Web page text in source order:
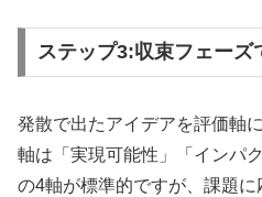
ステップ3:収束フェーズ
発散で出たアイデアを評価軸
軸は「実現可能性」「インパ
の4軸が標準的ですが、課題に